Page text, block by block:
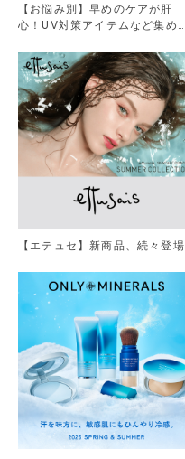
【お悩み別】早めのケアが肝
心！UV対策アイテムなど集めま
【エテュセ】新商品、続々登場